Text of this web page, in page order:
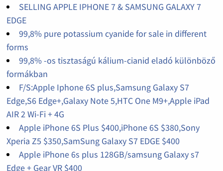
SELLING APPLE IPHONE 7 & SAMSUNG GALAXY 7
EDGE
99,8% pure potassium cyanide for sale in different
forms
99,8% -os tisztaságú kálium-cianid eladó különböző
formákban
F/S:Apple Iphone 6S plus,Samsung Galaxy S7
Edge,S6 Edge+,Galaxy Note 5,HTC One M9+,Apple iPad
AIR 2 Wi-Fi + 4G
Apple iPhone 6S Plus $400,iPhone 6S $380,Sony
Xperia Z5 $350,SamSung Galaxy S7 EDGE $400
Apple iPhone 6s plus 128GB/samsung Galaxy s7
Edge + Gear VR $400